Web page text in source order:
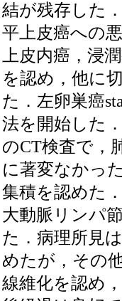
結が残存した
平上皮癌への
上皮内癌，浸
を認め，他に
た．左卵巣癌
法を開始した
のCT検査で，
に著変なかっ
集積を認めた
大動脈リンパ
た．病理所見
めたが，その
線維化を認め